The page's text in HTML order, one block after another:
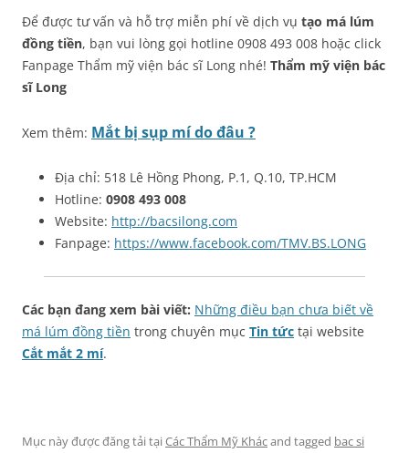
Để được tư vấn và hỗ trợ miễn phí về dịch vụ tạo má lúm
đồng tiền, bạn vui lòng gọi hotline 0908 493 008 hoặc click
Fanpage Thẩm mỹ viện bác sĩ Long nhé! Thẩm mỹ viện bác
sĩ Long
Xem thêm: Mắt bị sụp mí do đâu ?
Địa chỉ: 518 Lê Hồng Phong, P.1, Q.10, TP.HCM
Hotline: 0908 493 008
Website: http://bacsilong.com
Fanpage: https://www.facebook.com/TMV.BS.LONG
Các bạn đang xem bài viết: Những điều bạn chưa biết về
má lúm đồng tiền trong chuyên mục Tin tức tại website
Cắt mắt 2 mí.
Mục này được đăng tải tạiCác Thẩm Mỹ Khácand tagged bac si